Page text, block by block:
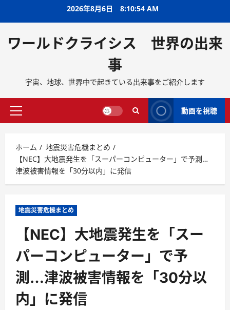
2026年8月6日 8:10:55 AM
ワールドクライシス 世界の出来
事
宇宙、地球、世界中で起きている出来事をご紹介します
動画を視聴
ホーム
地震災害危機まとめ
【NEC】大地震発生を「スーパーコンピューター」で予測…
津波被害情報を「30分以内」に発信
地震災害危機まとめ
【NEC】大地震発生を「スー
パーコンピューター」で予
測…津波被害情報を「30分以
内」に発信